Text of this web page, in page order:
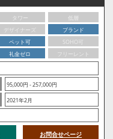
タワー
低層
デザイナーズ
ブランド
ペット可
SOHO可
礼金ゼロ
フリーレント
95,000円 - 257,000円
2021年2月
お問合せページ